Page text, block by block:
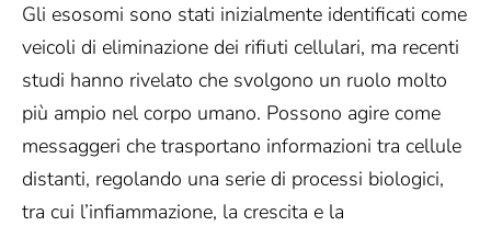
Gli esosomi sono stati inizialmente identificati come
veicoli di eliminazione dei rifiuti cellulari, ma recenti
studi hanno rivelato che svolgono un ruolo molto
più ampio nel corpo umano. Possono agire come
messaggeri che trasportano informazioni tra cellule
distanti, regolando una serie di processi biologici,
tra cui l’infiammazione, la crescita e la